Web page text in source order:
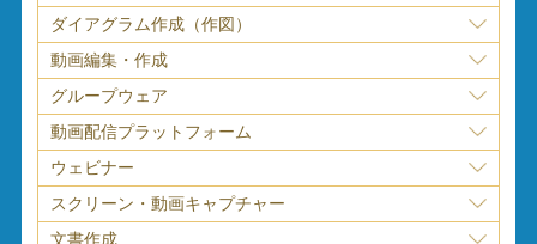
ダイアグラム作成（作図）
動画編集・作成
グループウェア
動画配信プラットフォーム
ウェビナー
スクリーン・動画キャプチャー
文書作成